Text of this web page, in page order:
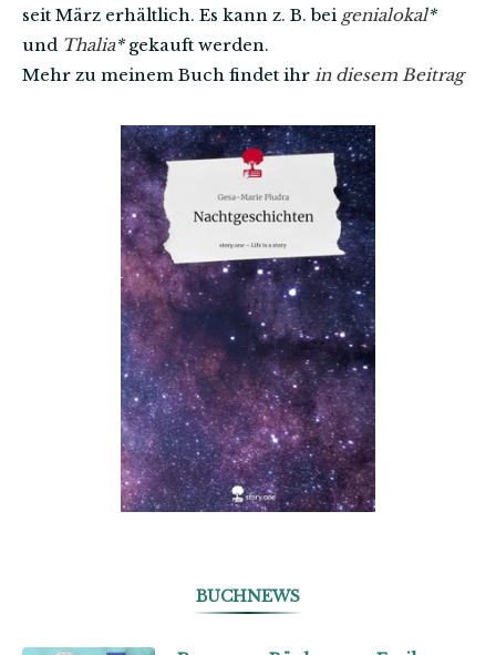
seit März erhältlich. Es kann z. B. bei genialokal*
und Thalia*gekauft werden.
Mehr zu meinem Buch findet ihr in diesem Beitrag
BUCHNEWS